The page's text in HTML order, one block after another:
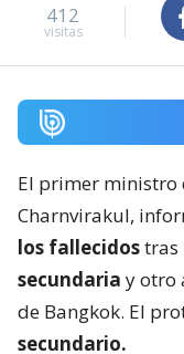
412
visitas
El primer ministro
Charnvirakul,
los fallecidostras
secundaria y otro
de Bangkok. El
secundario.